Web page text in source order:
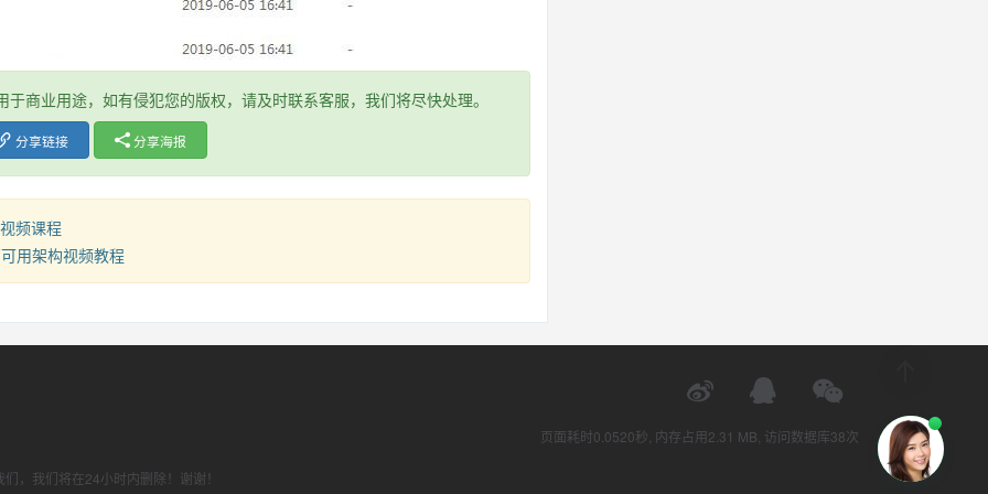
商业用途，如有侵犯您的版权，请及时联系客服，我们将尽快处理。
分享链接 分享海报
频课程
用架构视频教程
，我们将在24小时内删除！谢谢！
页面耗时0.0520秒, 内存占用2.31 MB, 访问数据库38次